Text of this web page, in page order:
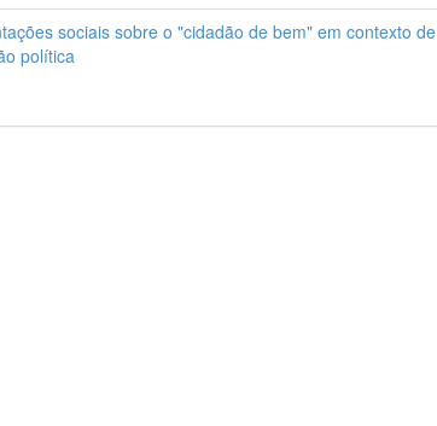
sociais sobre o "cidadão de bem" em contexto de
política